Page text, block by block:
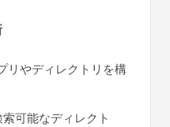
リやディレクトリを構
可能なディレクト